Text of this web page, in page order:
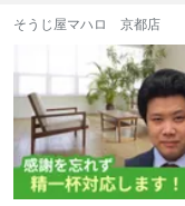
そうじ屋マハロ 京都店